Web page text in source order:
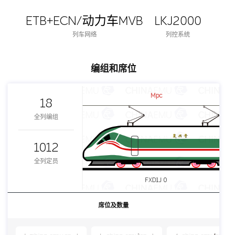
ETB+ECN/动力车MVB
列车网络
LKJ2000
列控系统
编组和席位
18
全列编组
1012
全列定员
Mpc
FXD1J 0
席位及数量